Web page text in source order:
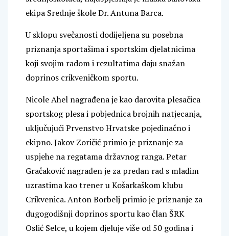
ekipa Srednje škole Dr. Antuna Barca.
U sklopu svečanosti dodijeljena su posebna
priznanja sportašima i sportskim djelatnicima
koji svojim radom i rezultatima daju snažan
doprinos crikveničkom sportu.
Nicole Ahel nagrađena je kao darovita plesačica
sportskog plesa i pobjednica brojnih natjecanja,
uključujući Prvenstvo Hrvatske pojedinačno i
ekipno. Jakov Zoričić primio je priznanje za
uspjehe na regatama državnog ranga. Petar
Gračaković nagrađen je za predan rad s mlađim
uzrastima kao trener u Košarkaškom klubu
Crikvenica. Anton Borbelj primio je priznanje za
dugogodišnji doprinos sportu kao član ŠRK
Oslić Selce, u kojem djeluje više od 50 godina i